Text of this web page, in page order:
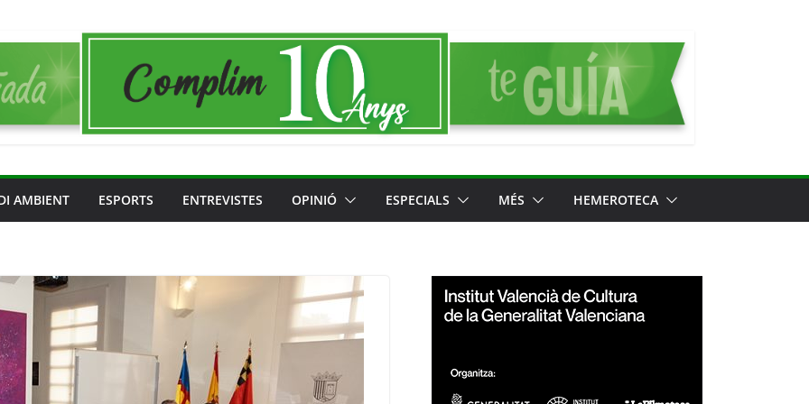
AMBIENT ESPORTS ENTREVISTES OPINIÓ ESPECIALS MÉS HEMEROTECA